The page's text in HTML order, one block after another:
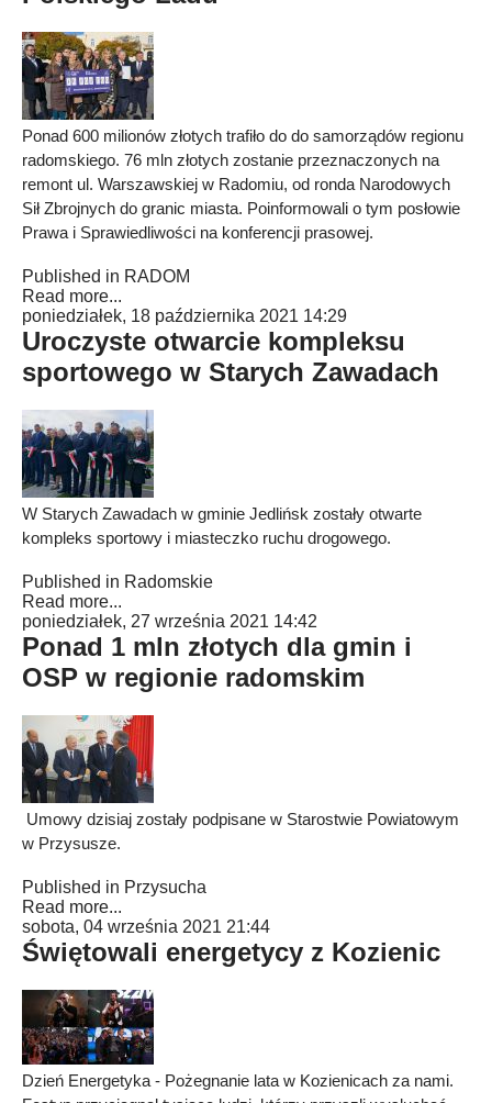
Ponad 600 milionów złotych trafiło do do samorządów regionu
radomskiego. 76 mln złotych zostanie przeznaczonych na
remont ul. Warszawskiej w Radomiu, od ronda Narodowych
Sił Zbrojnych do granic miasta. Poinformowali o tym posłowie
Prawa i Sprawiedliwości na konferencji prasowej.
Published in RADOM
Read more...
poniedziałek, 18 października 2021 14:29
Uroczyste otwarcie kompleksu
sportowego w Starych Zawadach
W Starych Zawadach w gminie Jedlińsk zostały otwarte
kompleks sportowy i miasteczko ruchu drogowego.
Published in Radomskie
Read more...
poniedziałek, 27 września 2021 14:42
Ponad 1 mln złotych dla gmin i
OSP w regionie radomskim
Umowy dzisiaj zostały podpisane w Starostwie Powiatowym
w Przysusze.
Published in Przysucha
Read more...
sobota, 04 września 2021 21:44
Świętowali energetycy z Kozienic
Dzień Energetyka - Pożegnanie lata w Kozienicach za nami.